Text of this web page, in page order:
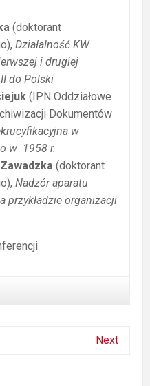
(doktorant
Działalność KW
i drugiej
do Polski
(IPN Oddziałowe
Dokumentów
w
w 1958 r.
(doktorant
Nadzór aparatu
przykładzie organizacji
Next